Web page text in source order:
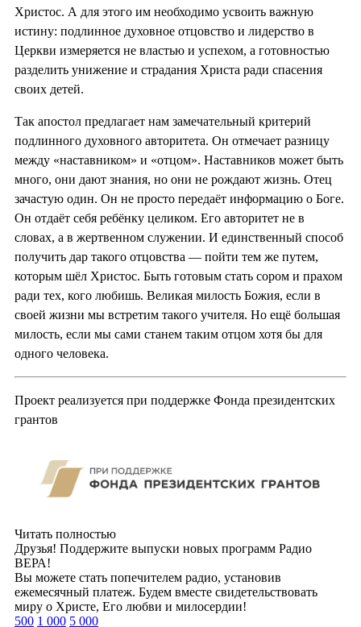
Христос. А для этого им необходимо усвоить важную
истину: подлинное духовное отцовство и лидерство в
Церкви измеряется не властью и успехом, а готовностью
разделить унижение и страдания Христа ради спасения
своих детей.
Так апостол предлагает нам замечательный критерий
подлинного духовного авторитета. Он отмечает разницу
между «наставником» и «отцом». Наставников может быть
много, они дают знания, но они не рождают жизнь. Отец
зачастую один. Он не просто передаёт информацию о Боге.
Он отдаёт себя ребёнку целиком. Его авторитет не в
словах, а в жертвенном служении. И единственный способ
получить дар такого отцовства — пойти тем же путем,
которым шёл Христос. Быть готовым стать сором и прахом
ради тех, кого любишь. Великая милость Божия, если в
своей жизни мы встретим такого учителя. Но ещё большая
милость, если мы сами станем таким отцом хотя бы для
одного человека.
Проект реализуется при поддержке Фонда президентских
грантов
Читать полностью
Друзья! Поддержите выпуски новых программ Радио
ВЕРА!
Вы можете стать попечителем радио, установив
ежемесячный платеж. Будем вместе свидетельствовать
миру о Христе, Его любви и милосердии!
500 1 000 5 000